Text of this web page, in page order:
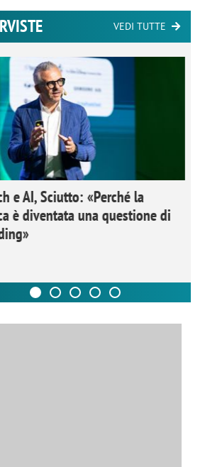
VEDI TUTTE
e AI, Sciutto: «Perché la
è diventata una questione di